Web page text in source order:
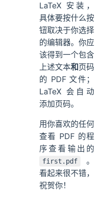
LaTeX 安装，
具体要按什么按
钮取决于你选择
的编辑器。你应
该得到一个包含
上述文本和页码
的 PDF 文件；
LaTeX 会自动
添加页码。
用你喜欢的任何
查看 PDF 的程
序查看输出的
first.pdf
。
看起来很不错，
祝贺你！